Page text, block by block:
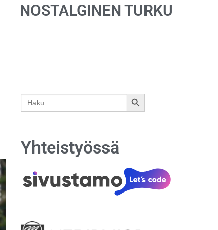
NOSTALGINEN TURKU
Search
for:
SEARCH
Yhteistyössä